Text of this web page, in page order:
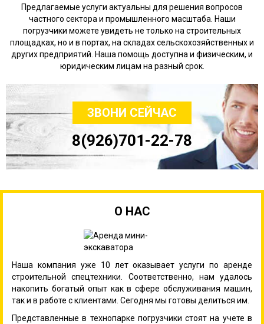
Предлагаемые услуги актуальны для решения вопросов
частного сектора и промышленного масштаба. Наши
погрузчики можете увидеть не только на строительных
площадках, но и в портах, на складах сельскохозяйственных и
других предприятий. Наша помощь доступна и физическим, и
юридическим лицам на разный срок.
ЗВОНИ СЕЙЧАС
8(926)701-22-78
О НАС
Наша компания уже 10 лет оказывает услуги по аренде
строительной спецтехники. Соответственно, нам удалось
накопить богатый опыт как в сфере обслуживания машин,
так и в работе с клиентами. Сегодня мы готовы делиться им.
Представленные в технопарке погрузчики стоят на учете в